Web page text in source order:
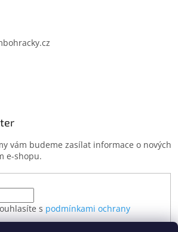
vám budeme zasílat informace o nových
e-shopu.
s podmínkami ochrany